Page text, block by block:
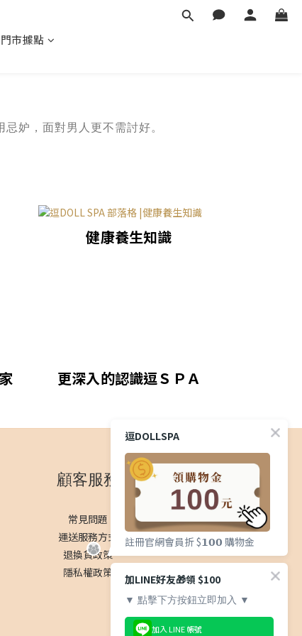
門市據點
妒，面對男人更不需討好。
健康養生知識
更深入的認識逗ＳＰＡ
顧客服務
常見問題
運送服務方式
退換貨政策
隱私權政策
逗DOLLSPA
註冊官網會員折 $𝟭𝟬𝟬 購物金
加LINE好友🎁領 $100
▼ 點擊下方按鈕立即加入 ▼
加入 LINE 帳號